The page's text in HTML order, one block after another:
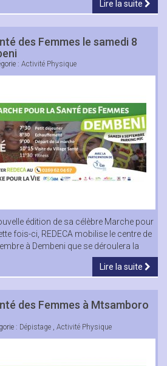
Lire la suite
des Femmes le samedi 8
: Activité Physique
édition de sa célèbre Marche pour
fois-ci, REDECA mobilise le centre de
à Dembeni que se déroulera la
Lire la suite
des Femmes à Mtsamboro
: Dépistage , Activité Physique